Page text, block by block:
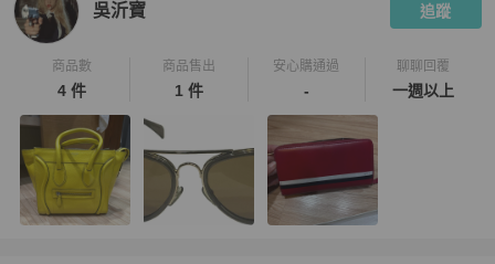
吳沂寶 追蹤
商品數
4 件
商品售出
1 件
安心購通過
-
聊聊回覆
一週以上